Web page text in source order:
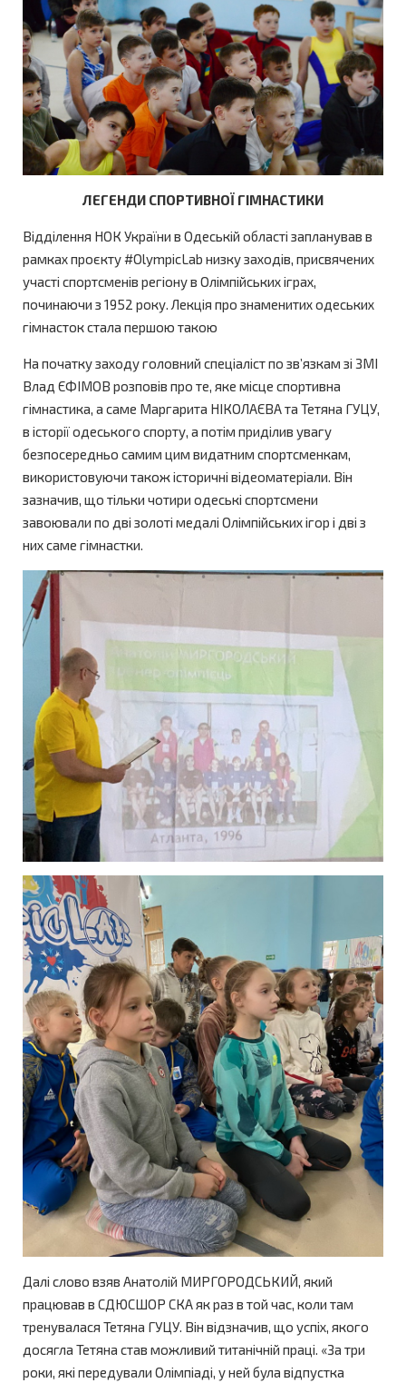
ЛЕГЕНДИ СПОРТИВНОЇ ГІМНАСТИКИ
Відділення НОК України в Одеській області запланував в
рамках проєкту #OlympicLab низку заходів, присвячених
участі спортсменів регіону в Олімпійських іграх,
починаючи з 1952 року. Лекція про знаменитих одеських
гімнасток стала першою такою
На початку заходу головний спеціаліст по зв’язкам зі ЗМІ
Влад ЄФІМОВ розповів про те, яке місце спортивна
гімнастика, а саме Маргарита НІКОЛАЄВА та Тетяна ГУЦУ,
в історії одеського спорту, а потім приділив увагу
безпосередньо самим цим видатним спортсменкам,
використовуючи також історичні відеоматеріали. Він
зазначив, що тільки чотири одеські спортсмени
завоювали по дві золоті медалі Олімпійських ігор і дві з
них саме гімнастки.
Далі слово взяв Анатолій МИРГОРОДСЬКИЙ, який
працював в СДЮСШОР СКА як раз в той час, коли там
тренувалася Тетяна ГУЦУ. Він відзначив, що успіх, якого
досягла Тетяна став можливий титанічній праці. «За три
роки, які передували Олімпіаді, у ней була відпустка